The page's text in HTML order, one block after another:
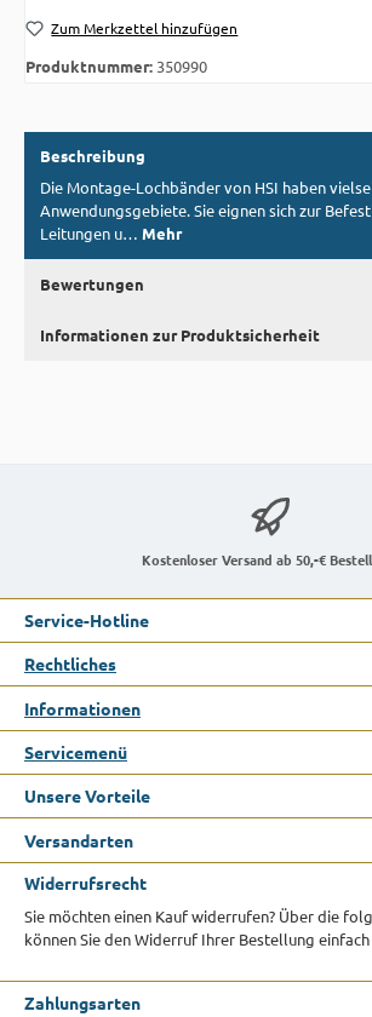
Zum Merkzettel hinzufügen
Produktnummer: 350990
Beschreibung
Die Montage-Lochbänder von HSI haben
Anwendungsgebiete. Sie eignen sich zur
Leitungen u… Mehr
Bewertungen
Informationen zur Produktsicherheit
Kostenloser Versand ab 50,-€
Service-Hotline
Rechtliches
Informationen
Servicemenü
Unsere Vorteile
Versandarten
Widerrufsrecht
Sie möchten einen Kauf widerrufen? Über die
können Sie den Widerruf Ihrer Bestellung
Zahlungsarten